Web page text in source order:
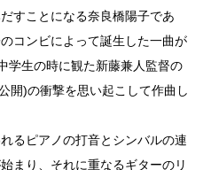
すことになる奈良橋陽子であ
コンビによって誕生した一曲が
学生の時に観た新藤兼人監督の
開)の衝撃を思い起こして作曲し
るピアノの打音とシンバルの連
まり、それに重なるギターのリ